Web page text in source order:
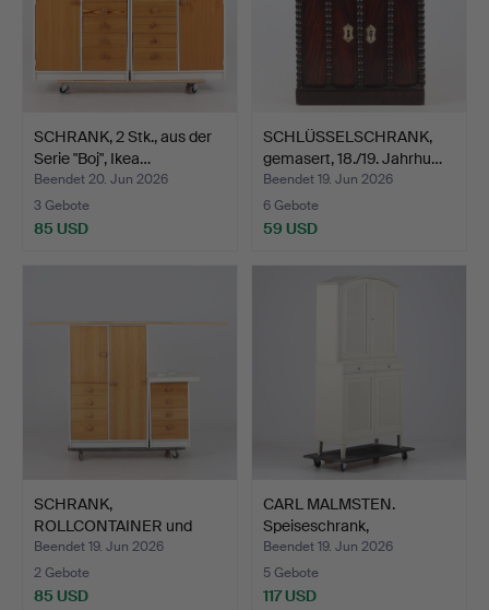
SCHRANK, 2 Stk., aus der
Serie "Boj", Ikea…
Beendet 20. Jun 2026
3 Gebote
85 USD
SCHLÜSSELSCHRANK,
gemasert, 18./19. Jahrhu…
Beendet 19. Jun 2026
6 Gebote
59 USD
SCHRANK,
ROLLCONTAINER und
TISCHPLATTE, 5 …
Beendet 19. Jun 2026
2 Gebote
85 USD
CARL MALMSTEN.
Speiseschrank,
"Herrgården"…
Beendet 19. Jun 2026
5 Gebote
117 USD